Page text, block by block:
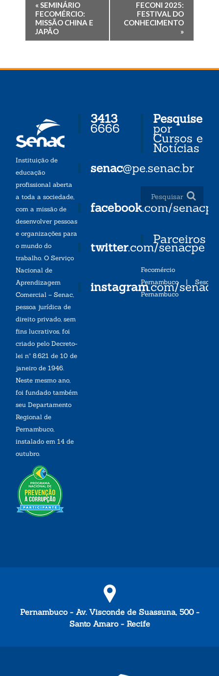
«SEMINÁRIO
FECOMÉRCIO:
MISSÃO CHINA E
JAPÃO
FECONI 2025:
FESTIVAL DO
CONHECIMENTO
»
Instituição de
educação
profissional aberta
a toda a sociedade,
com a missão de
desenvolver pessoas
e organizações para
o mundo do
trabalho. O Serviço
Nacional de
Aprendizagem
Comercial – Senac,
pessoa jurídica de
direito privado, sem
fins lucrativos, foi
criado pelo Decreto-
lei nº 8.621 de 10 de
janeiro de 1946.
Neste mesmo ano,
foi fundado também
seu Departamento
Regional de
Pernambuco,
instalado em 14 de
outubro.
3413
6666
senac@pe.senac.br
facebook.com/senacpe
twitter.com/senacpe
instagram.com/
Pesquise
por
Cursos e
Notícias
Parceiros
Fecomércio
Pernambuco| Sesc
Pernambuco
Pernambuco - Av. Visconde de Suassuna, 500 -
Santo Amaro - Recife